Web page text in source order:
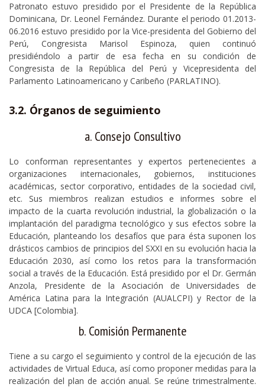
Patronato estuvo presidido por el Presidente de la República
Dominicana, Dr. Leonel Fernández. Durante el periodo 01.2013-
06.2016 estuvo presidido por la Vice-presidenta del Gobierno del
Perú, Congresista Marisol Espinoza, quien continuó
presidiéndolo a partir de esa fecha en su condición de
Congresista de la República del Perú y Vicepresidenta del
Parlamento Latinoamericano y Caribeño (PARLATINO).
3.2. Órganos de seguimiento
a. Consejo Consultivo
Lo conforman representantes y expertos pertenecientes a
organizaciones internacionales, gobiernos, instituciones
académicas, sector corporativo, entidades de la sociedad civil,
etc. Sus miembros realizan estudios e informes sobre el
impacto de la cuarta revolución industrial, la globalización o la
implantación del paradigma tecnológico y sus efectos sobre la
Educación, planteando los desafíos que para ésta suponen los
drásticos cambios de principios del SXXI en su evolución hacia la
Educación 2030, así como los retos para la transformación
social a través de la Educación. Está presidido por el Dr. Germán
Anzola, Presidente de la Asociación de Universidades de
América Latina para la Integración (AUALCPI) y Rector de la
UDCA [Colombia].
b. Comisión Permanente
Tiene a su cargo el seguimiento y control de la ejecución de las
actividades de Virtual Educa, así como proponer medidas para la
realización del plan de acción anual. Se reúne trimestralmente.